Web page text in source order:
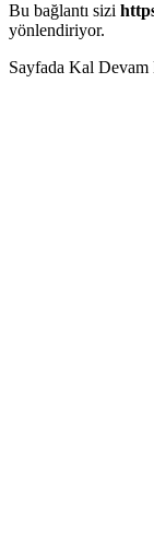
Bu bağlantı sizi
yönlendiriyor.
Sayfada Kal Devam